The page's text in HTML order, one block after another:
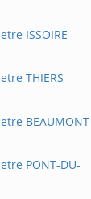
ISSOIRE
THIERS
BEAUMONT
PONT-DU-